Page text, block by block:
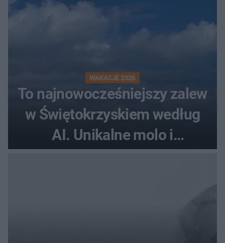
WAKACJE 2026
To najnowocześniejszy zalew
w Świętokrzyskiem według
AI. Unikalne molo i